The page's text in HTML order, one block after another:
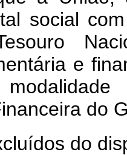
social
e
do
do